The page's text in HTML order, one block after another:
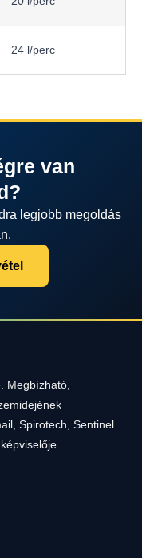
24 l/perc
van
legjobb megoldás
Megbízható,
Spirotech, Sentinel